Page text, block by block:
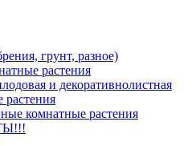
грунт, разное)
растения
и декоративнолистная
растения
комнатные растения